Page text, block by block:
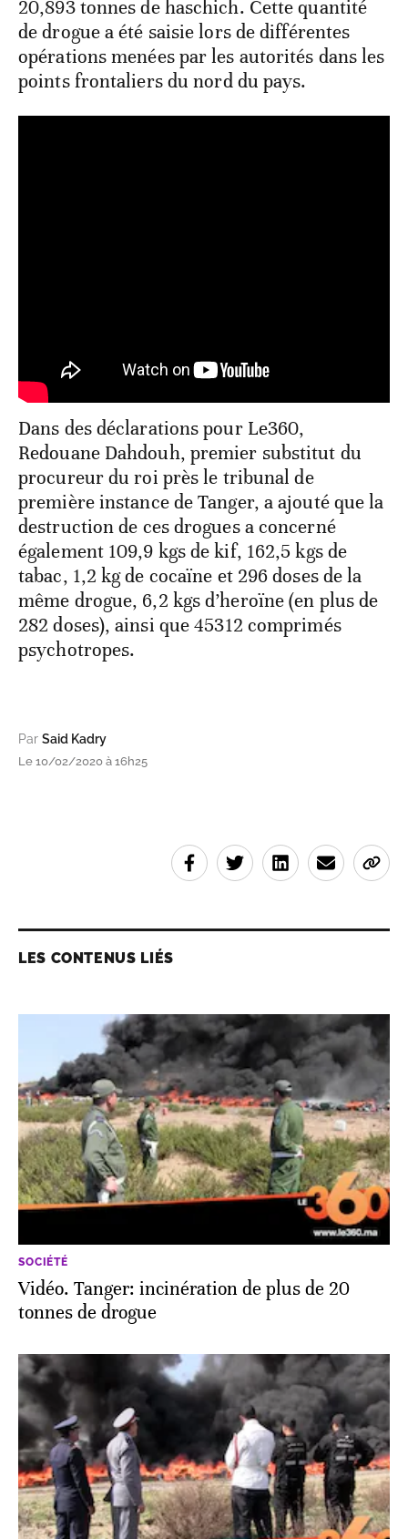
20,893 tonnes de haschich. Cette quantité
de drogue a été saisie lors de différentes
opérations menées par les autorités dans les
points frontaliers du nord du pays.
Dans des déclarations pour Le360,
Redouane Dahdouh, premier substitut du
procureur du roi près le tribunal de
première instance de Tanger, a ajouté que la
destruction de ces drogues a concerné
également 109,9 kgs de kif, 162,5 kgs de
tabac, 1,2 kg de cocaïne et 296 doses de la
même drogue, 6,2 kgs d’heroïne (en plus de
282 doses), ainsi que 45312 comprimés
psychotropes.
Par Said Kadry
Le 10/02/2020 à 16h25
LES CONTENUS LIÉS
SOCIÉTÉ
Vidéo. Tanger: incinération de plus de 20
tonnes de drogue